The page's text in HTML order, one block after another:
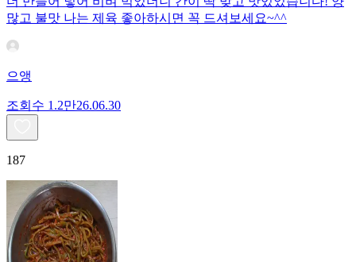
많고 불맛 나는 제육 좋아하시면 꼭 드셔보세요~^^
으앵
조회수 1.2만26.06.30
187